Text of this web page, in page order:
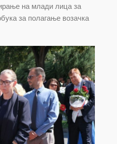
на млади лица за
за полагање возачка